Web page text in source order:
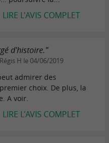
LIRE L'AVIS COMPLET
d'histoire."
H le 04/06/2019
admirer des
choix. De plus, la
A voir.
LIRE L'AVIS COMPLET